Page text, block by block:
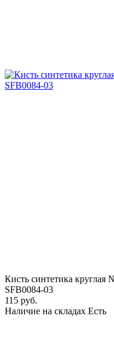
Кисть синтетика круглая
SFB0084-03
115 руб.
Наличие на складах Есть